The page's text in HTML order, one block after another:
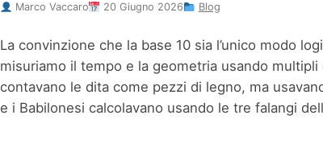
Marco Vaccaro 20 Giugno 2026 Blog
La convinzione che la base 10 sia l’unico modo
misuriamo il tempo e la geometria usando
contavano le dita come pezzi di legno, ma
e i Babilonesi calcolavano usando le tre falangi